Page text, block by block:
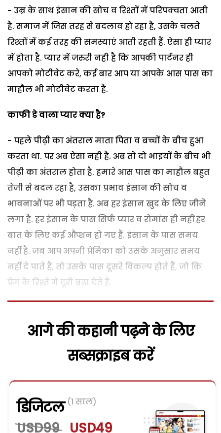
- उम्र के साथ इंसान की सोच व रिश्तों में परिपक्वता आती
है. समाज में जिस तरह से बदलाव हो रहा है, उसके चलते
रिश्तों में कई तरह की समस्याएं आती रहती हैं. ऐसा ही प्यार
में होता है. प्यार में जरुरी नही है कि आपकी पार्टनर ही
आपको मोटीवेट करे, कई बार आप या आपके आस पास का
माहौल भी मोटीवेट करता है.
काफी डे वाला प्यार क्या है?
- पहले पीढ़ी का अंतराल माता पिता व बच्चों के बीच हुआ
करता था. पर अब ऐसा नही है. अब तो दो भाइयों के बीच भी
पीढ़ी का अंतराल होता है. हमारे आस पास का माहौल बहुत
तेजी से बदल रहा है, उसका प्रभाव इंसान की सोच व
भावनाओं पर भी पड़ता है. अब हर इंसान खुद के लिए जीने
लगा है. हर इंसान के पास सिर्फ प्यार व रोमांस ही नहीं हर
बात के लिए कई औप्शन हो गए हैं. इंसान के पास समय
नहीं है. जब आप अपनी प्रेमिका को उसके अनुसार समय
नहीं दे पाते हैं, तो उसके पास दूसरे विकल्प होते हैं, जो कि
प्रेम के रिश्ते में दूरी बढ़ा देते हैं.
आगे की कहानी पढ़ने के लिए
सब्सक्राइब करें
डिजिटल (1 साल)
USD99 USD49